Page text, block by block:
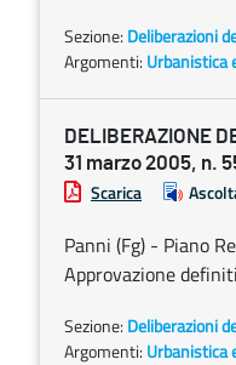
Sezione: Deliberazioni
Argomenti: Urbanistica
DELIBERAZIONE
31 marzo 2005, n.
Scarica
Panni (Fg) - Piano
Approvazione
Sezione: Deliberazioni
Argomenti: Urbanistica